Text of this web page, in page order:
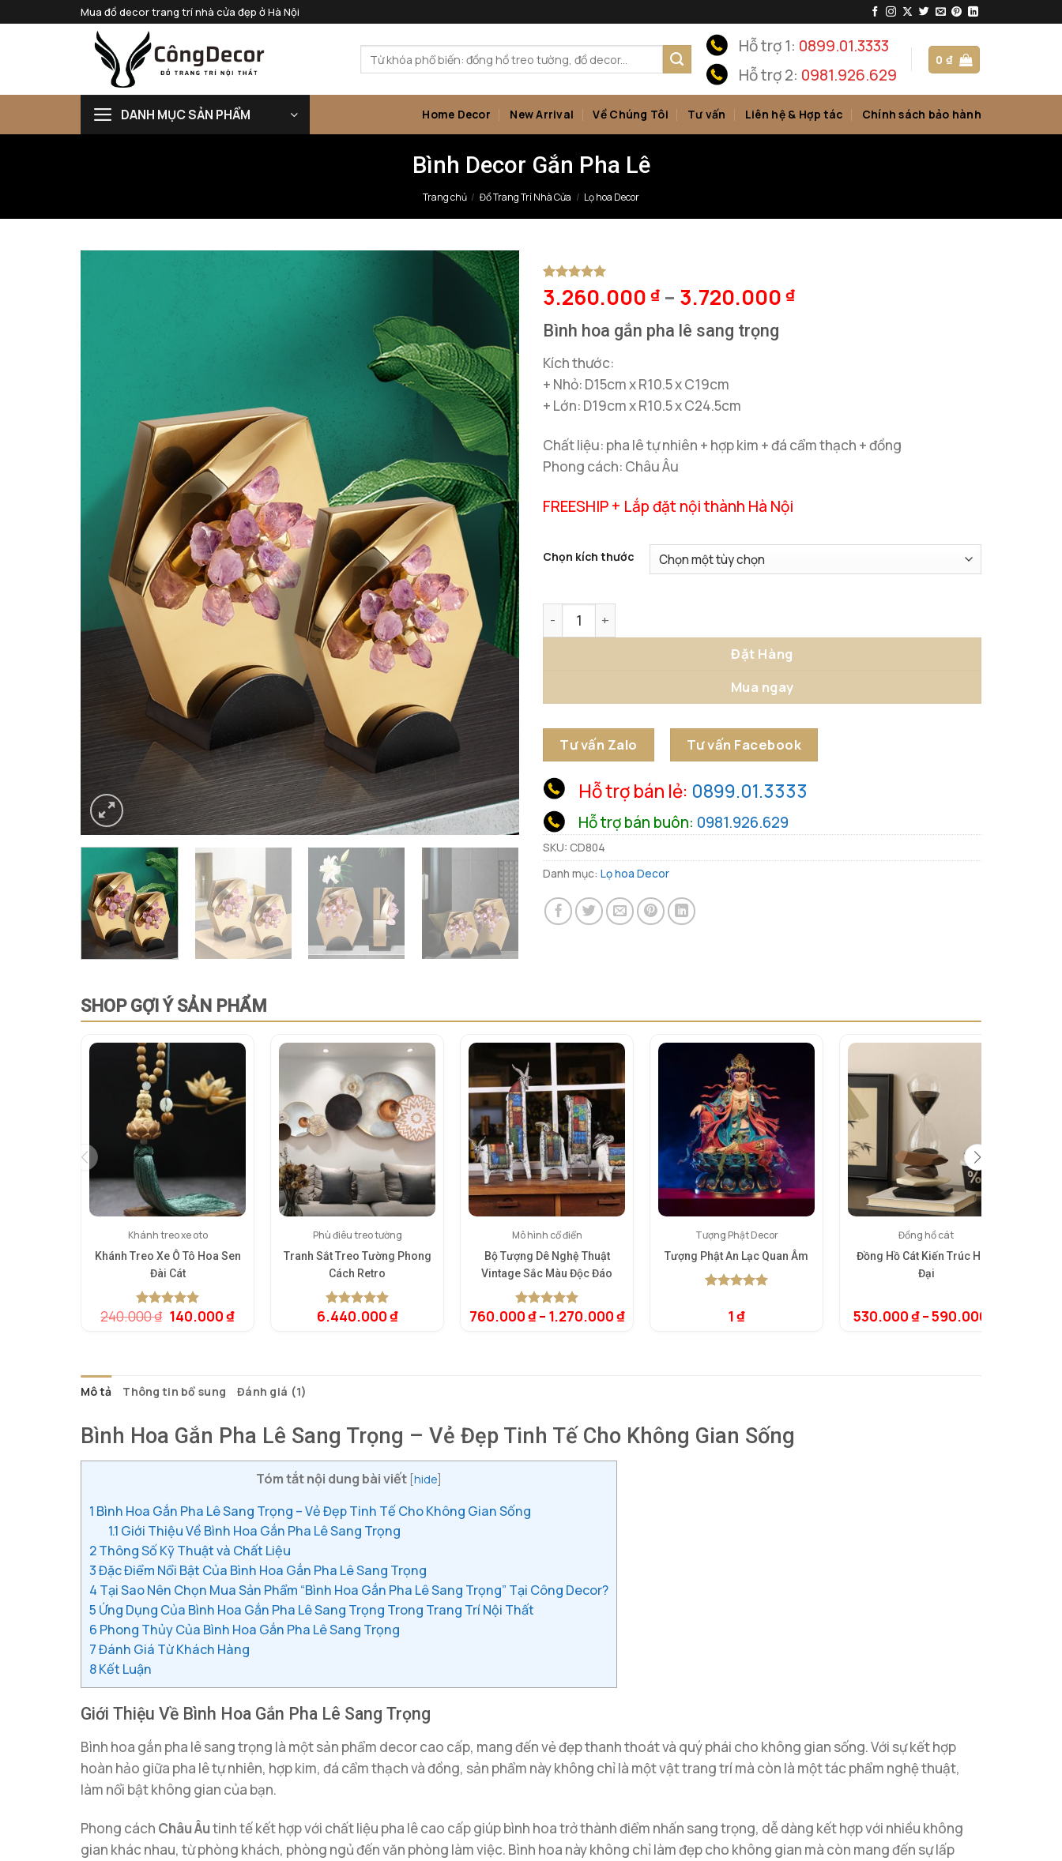
Mua đồ decor trang trí nhà cửa đẹp ở Hà Nội
kiếm:
Hỗ trợ 1: 0899.01.3333
Hỗ trợ 2: 0981.926.629
0₫
DANH MỤC SẢN PHẨM Home Decor New Arrival Về Chúng Tôi Tư vấn Liên hệ & Hợp tác Chính sách bảo hành
Bình Decor Gắn Pha Lê
Trang chủ / Đồ Trang Trí Nhà Cửa / Lọ hoa Decor
5trên 5
dựa trên
1
3.260.000 ₫ – 3.720.000 ₫
Bình hoa gắn pha lê sang trọng
Kích thước:
+ Nhỏ: D15cm x R10.5 x C19cm
+ Lớn: D19cm x R10.5 x C24.5cm
Chất liệu: pha lê tự nhiên + hợp kim + đá cẩm thạch + đồng
Phong cách: Châu Âu
FREESHIP + Lắp đặt nội thành Hà Nội
Chọn kích thước
Bình Decor Gắn Pha Lê số lượng
Đặt Hàng
Mua ngay
Tư vấn Zalo Tư vấn Facebook
Hỗ trợ bán lẻ: 0899.01.3333
Hỗ trợ bán buôn: 0981.926.629
SKU: CD804
Danh mục: Lọ hoa Decor
SHOP GỢI Ý SẢN PHẨM
Khánh treo xe oto
Khánh Treo Xe Ô Tô Hoa Sen
Đài Cát
5.00trên 5
1
240.000₫ Giá
140.000₫Giá
Phù điêu treo tường
Tranh Sắt Treo Tường Phong
Cách Retro
5.00trên 5
1
6.440.000₫
Mô hình cổ điển
Bộ Tượng Dê Nghệ Thuật
Vintage Sắc Màu Độc Đáo
5.00 trên 5
1
760.000₫– 1.270.000₫
Tượng Phật Decor
Tượng Phật An Lạc Quan Âm
dựa trên
đánh giá
1₫
Đồng hồ cát
Đồng Hồ Cát Kiến Trúc Hiện
Đại
530.000₫–590.000
Mô tả Thông tin bổ sung Đánh giá (1)
Bình Hoa Gắn Pha Lê Sang Trọng – Vẻ Đẹp Tinh Tế Cho Không Gian Sống
Tóm tắt nội dung bài viết hide
1 Bình Hoa Gắn Pha Lê Sang Trọng – Vẻ Đẹp Tinh Tế Cho Không Gian Sống
1.1 Giới Thiệu Về Bình Hoa Gắn Pha Lê Sang Trọng
2Thông Số Kỹ Thuật và Chất Liệu
3Đặc Điểm Nổi Bật Của Bình Hoa Gắn Pha Lê Sang Trọng
4 Tại Sao Nên Chọn Mua Sản Phẩm “Bình Hoa Gắn Pha Lê Sang Trọng” Tại Công Decor?
5 Ứng Dụng Của Bình Hoa Gắn Pha Lê Sang Trọng Trong Trang Trí Nội Thất
6 Phong Thủy Của Bình Hoa Gắn Pha Lê Sang Trọng
7Đánh Giá Từ Khách Hàng
8Kết Luận
Giới Thiệu Về Bình Hoa Gắn Pha Lê Sang Trọng
Bình hoa gắn pha lê sang trọng là một sản phẩm decor cao cấp, mang đến vẻ đẹp thanh thoát và quý phái cho không gian sống. Với sự kết hợp
hoàn hảo giữa pha lê tự nhiên, hợp kim, đá cẩm thạch và đồng, sản phẩm này không chỉ là một vật trang trí mà còn là một tác phẩm nghệ thuật,
làm nổi bật không gian của bạn.
Phong cách Châu Âutinh tế kết hợp với chất liệu pha lê cao cấp giúp bình hoa trở thành điểm nhấn sang trọng, dễ dàng kết hợp với nhiều không
gian khác nhau, từ phòng khách, phòng ngủ đến văn phòng làm việc. Bình hoa này không chỉ làm đẹp cho không gian mà còn mang đến sự lấp